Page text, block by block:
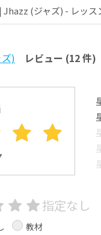
(ジャズ) - レッス
) レビュー (12 件)
指定なし
教材